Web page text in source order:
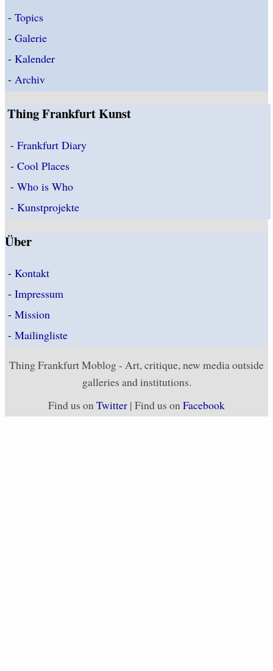
- Topics
- Galerie
- Kalender
- Archiv
Thing Frankfurt Kunst
-Frankfurt Diary
-Cool Places
-Who is Who
-Kunstprojekte
Über
- Kontakt
- Impressum
- Mission
- Mailingliste
Thing Frankfurt Moblog - Art, critique, new media outside
galleries and institutions.
Find us onTwitter | Find us onFacebook